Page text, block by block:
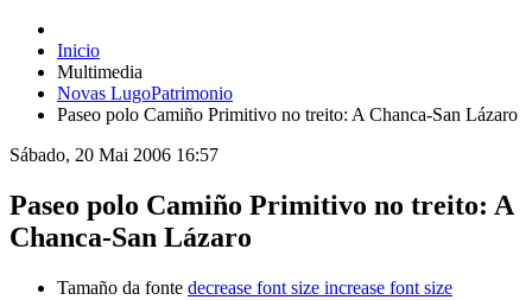
Inicio
Multimedia
Novas LugoPatrimonio
Paseo polo Camiño Primitivo no treito: A Chanca-San Lázaro
Sábado, 20 Mai 2006 16:57
Paseo polo Camiño Primitivo no treito: A
Chanca-San Lázaro
Tamaño da fonte decrease font size increase font size